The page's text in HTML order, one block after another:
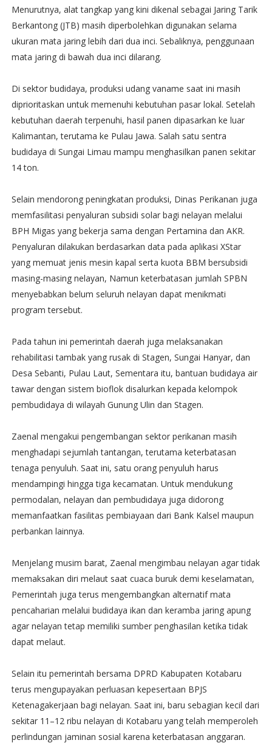
Menurutnya, alat tangkap yang kini dikenal sebagai Jaring Tarik
Berkantong (JTB) masih diperbolehkan digunakan selama
ukuran mata jaring lebih dari dua inci. Sebaliknya, penggunaan
mata jaring di bawah dua inci dilarang.
Di sektor budidaya, produksi udang vaname saat ini masih
diprioritaskan untuk memenuhi kebutuhan pasar lokal. Setelah
kebutuhan daerah terpenuhi, hasil panen dipasarkan ke luar
Kalimantan, terutama ke Pulau Jawa. Salah satu sentra
budidaya di Sungai Limau mampu menghasilkan panen sekitar
14 ton.
Selain mendorong peningkatan produksi, Dinas Perikanan juga
memfasilitasi penyaluran subsidi solar bagi nelayan melalui
BPH Migas yang bekerja sama dengan Pertamina dan AKR.
Penyaluran dilakukan berdasarkan data pada aplikasi XStar
yang memuat jenis mesin kapal serta kuota BBM bersubsidi
masing-masing nelayan, Namun keterbatasan jumlah SPBN
menyebabkan belum seluruh nelayan dapat menikmati
program tersebut.
Pada tahun ini pemerintah daerah juga melaksanakan
rehabilitasi tambak yang rusak di Stagen, Sungai Hanyar, dan
Desa Sebanti, Pulau Laut, Sementara itu, bantuan budidaya air
tawar dengan sistem bioflok disalurkan kepada kelompok
pembudidaya di wilayah Gunung Ulin dan Stagen.
Zaenal mengakui pengembangan sektor perikanan masih
menghadapi sejumlah tantangan, terutama keterbatasan
tenaga penyuluh. Saat ini, satu orang penyuluh harus
mendampingi hingga tiga kecamatan. Untuk mendukung
permodalan, nelayan dan pembudidaya juga didorong
memanfaatkan fasilitas pembiayaan dari Bank Kalsel maupun
perbankan lainnya.
Menjelang musim barat, Zaenal mengimbau nelayan agar tidak
memaksakan diri melaut saat cuaca buruk demi keselamatan,
Pemerintah juga terus mengembangkan alternatif mata
pencaharian melalui budidaya ikan dan keramba jaring apung
agar nelayan tetap memiliki sumber penghasilan ketika tidak
dapat melaut.
Selain itu pemerintah bersama DPRD Kabupaten Kotabaru
terus mengupayakan perluasan kepesertaan BPJS
Ketenagakerjaan bagi nelayan. Saat ini, baru sebagian kecil dari
sekitar 11–12 ribu nelayan di Kotabaru yang telah memperoleh
perlindungan jaminan sosial karena keterbatasan anggaran.